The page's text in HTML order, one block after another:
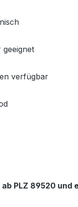
geeignet
verfügbar
ab PLZ 89520